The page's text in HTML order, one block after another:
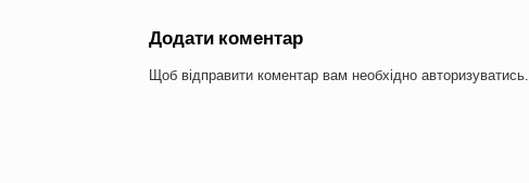
Додати коментар
Щоб відправити коментар вам необхідно авторизуватись.